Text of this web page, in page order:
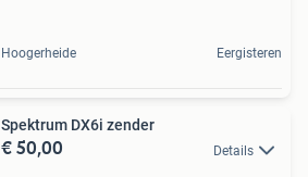
Hoogerheide Eergisteren
Spektrum DX6i zender
€ 50,00 Details